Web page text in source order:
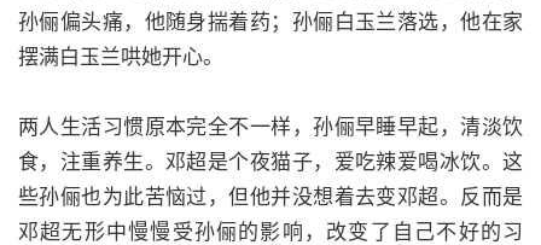
孙俪偏头痛，他随身揣着药；孙俪白玉兰落选，他在家
摆满白玉兰哄她开心。
两人生活习惯原本完全不一样，孙俪早睡早起，清淡饮
食，注重养生。邓超是个夜猫子，爱吃辣爱喝冰饮。这
些孙俪也为此苦恼过，但他并没想着去变邓超。反而是
邓超无形中慢慢受孙俪的影响，改变了自己不好的习